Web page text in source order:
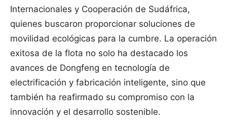
Internacionales y Cooperación de Sudáfrica,
quienes buscaron proporcionar soluciones de
movilidad ecológicas para la cumbre. La operación
exitosa de la flota no solo ha destacado los
avances de Dongfeng en tecnología de
electrificación y fabricación inteligente, sino que
también ha reafirmado su compromiso con la
innovación y el desarrollo sostenible.